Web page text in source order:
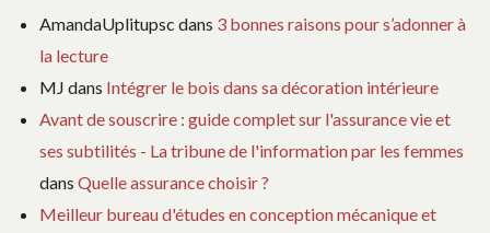
AmandaUplitupsc dans 3 bonnes raisons pour s’adonner à
la lecture
MJ dans Intégrer le bois dans sa décoration intérieure
Avant de souscrire : guide complet sur l'assurance vie et
ses subtilités - La tribune de l'information par les femmes
dans Quelle assurance choisir ?
Meilleur bureau d'études en conception mécanique et